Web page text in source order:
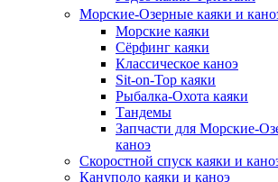
Морские-Озерные каяки и
Морские каяки
Сёрфинг каяки
Классическое каноэ
Sit-on-Top каяки
Рыбалка-Охота каяки
Тандемы
Запчасти для Морские-
каноэ
Скоростной спуск каяки и
Кануполо каяки и каноэ